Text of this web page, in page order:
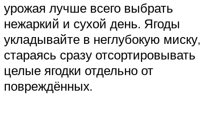
урожая лучше всего выбрать
нежаркий и сухой день. Ягоды
укладывайте в неглубокую миску,
стараясь сразу отсортировывать
целые ягодки отдельно от
повреждённых.